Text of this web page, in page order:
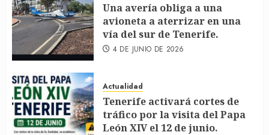
Una avería obliga a una
avioneta a aterrizar en una
vía del sur de Tenerife.
4 DE JUNIO DE 2026
Actualidad
Tenerife activará cortes de
tráfico por la visita del Papa
León XIV el 12 de junio.